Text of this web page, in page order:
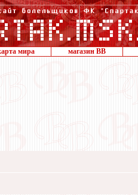
мира магазин ВВ